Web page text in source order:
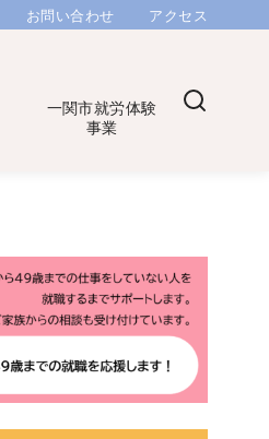
お問い合わせ アクセス
一関市就労体験
事業